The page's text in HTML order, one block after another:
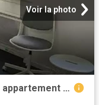
Voir la photo
Marseille 1er 13001 Achat / Vente appartement 1 pièce t1 cave